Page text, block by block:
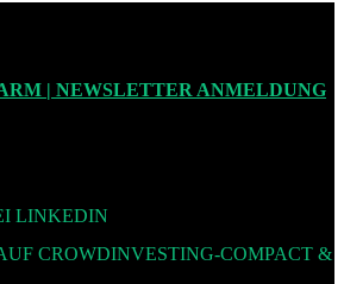
| NEWSLETTER ANMELDUNG
LINKEDIN
CROWDINVESTING-COMPACT &